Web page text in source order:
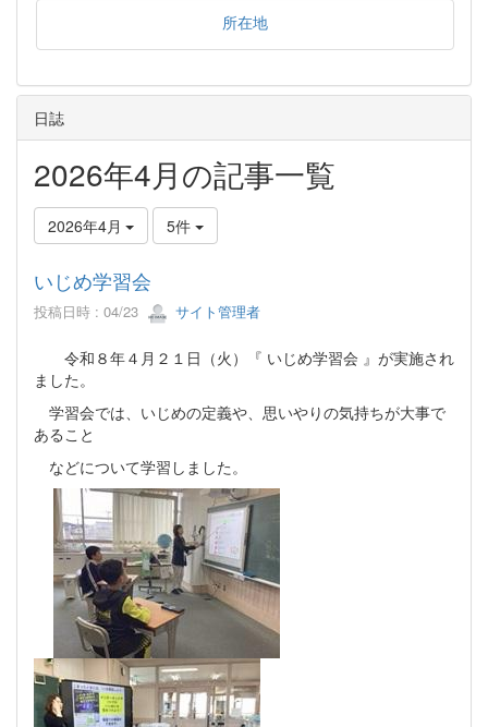
所在地
日誌
2026年4月の記事一覧
2026年4月 5件
いじめ学習会
投稿日時 : 04/23 サイト管理者
令和８年４月２１日（火）『 いじめ学習会 』が実施され
ました。
学習会では、いじめの定義や、思いやりの気持ちが大事で
あること
などについて学習しました。